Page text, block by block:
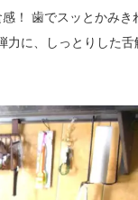
！ 歯でスッとかみき
力に、しっとりした舌